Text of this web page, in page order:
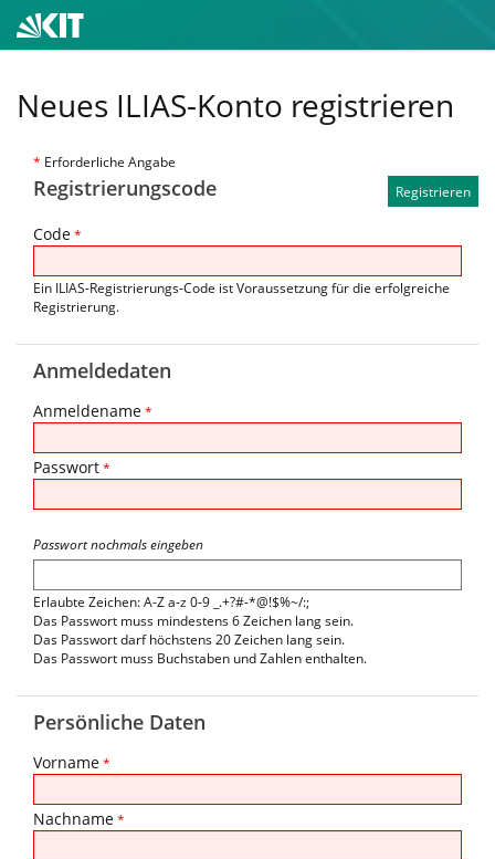
Neues ILIAS-Konto registrieren
* Erforderliche Angabe
Registrierungscode
Code*
Ein ILIAS-Registrierungs-Code ist Voraussetzung für die erfolgreiche
Registrierung.
Anmeldedaten
Anmeldename*
Passwort*
Passwort nochmals eingeben
Erlaubte Zeichen: A-Z a-z 0-9 _.+?#-*@!$%~/:;
Das Passwort muss mindestens 6 Zeichen lang sein.
Das Passwort darf höchstens 20 Zeichen lang sein.
Das Passwort muss Buchstaben und Zahlen enthalten.
Persönliche Daten
Vorname*
Nachname*